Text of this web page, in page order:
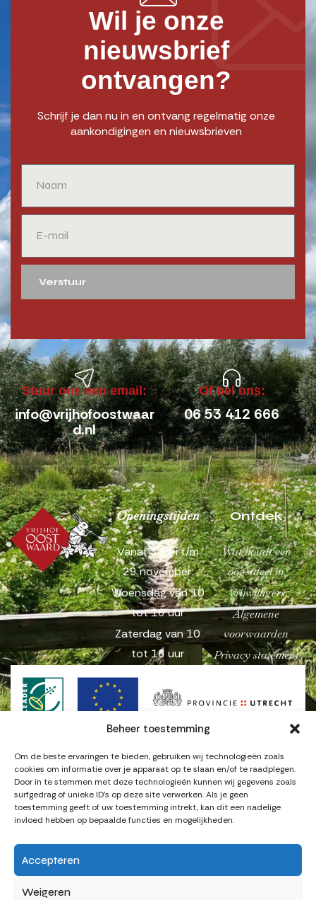
Beheer toestemming
Om de beste ervaringen te bieden, gebruiken wij technologieën zoals
cookies om informatie over je apparaat op te slaan en/of te raadplegen.
Door in te stemmen met deze technologieën kunnen wij gegevens zoals
surfgedrag of unieke ID's op deze site verwerken. Als je geen
toestemming geeft of uw toestemming intrekt, kan dit een nadelige
invloed hebben op bepaalde functies en mogelijkheden.
Accepteren
Weigeren
Wil je onze
nieuwsbrief
ontvangen?
Schrijf je dan nu in en ontvang regelmatig onze
aankondigingen en nieuwsbrieven
Verstuur
Stuur ons een email:
info@vrijhofoostwaar
d.nl
Of bel ons:
06 53 412 666
Openingstijden
Vanaf 3 mei t/m
29 november:
Woensdag van 10
tot 16 uur
Zaterdag van 10
tot 16 uur
Ontdek
Wat houdt een
oogstdeel in
Vrijwilligers
Algemene
voorwaarden
Privacy statement
© Copyright 2025Vrijhof Oostwaard. Alle rechten
voorbehouden.
Powered by DBD-Consultancy.